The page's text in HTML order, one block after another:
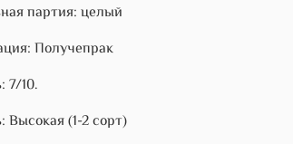
партия: целый
Получепрак
7/10.
Высокая (1-2 сорт)